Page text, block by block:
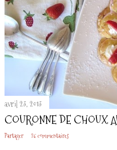
avril 23, 2013
COURONNE DE CHOUX
Partager 26 commentaires